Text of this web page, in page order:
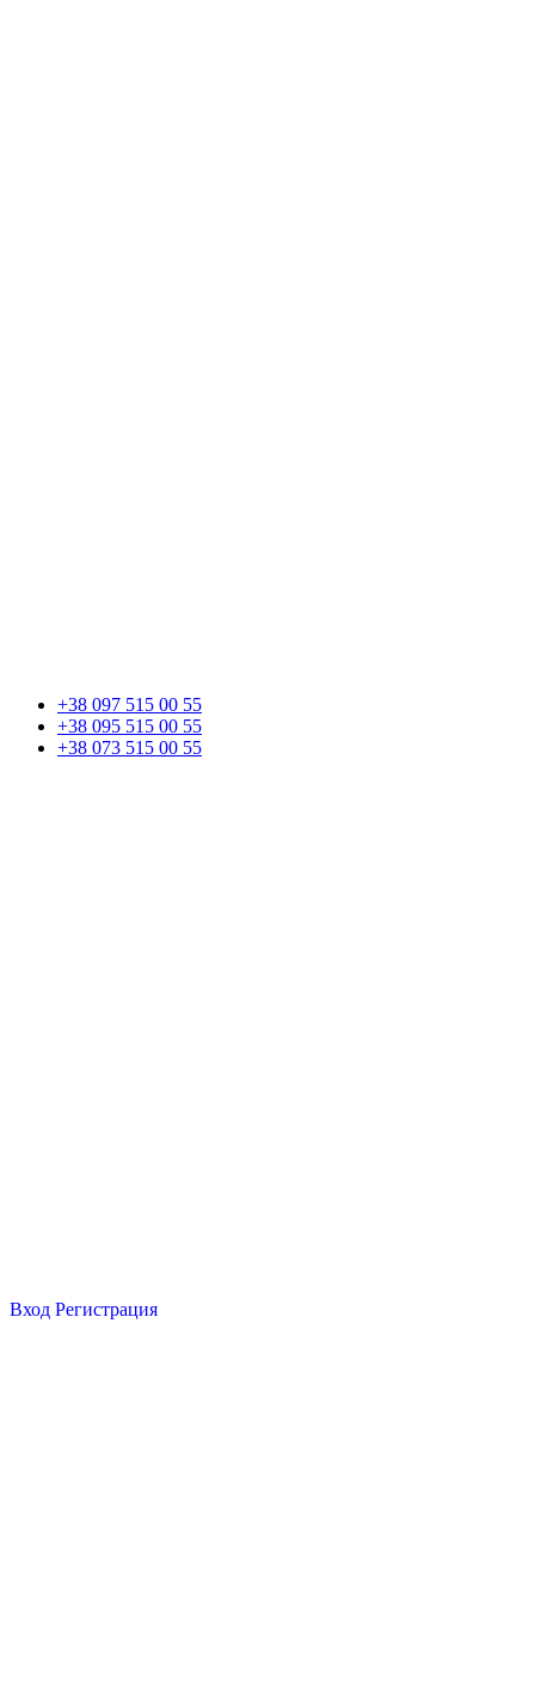
+38 097 515 00 55
+38 095 515 00 55
+38 073 515 00 55
Вход Регистрация